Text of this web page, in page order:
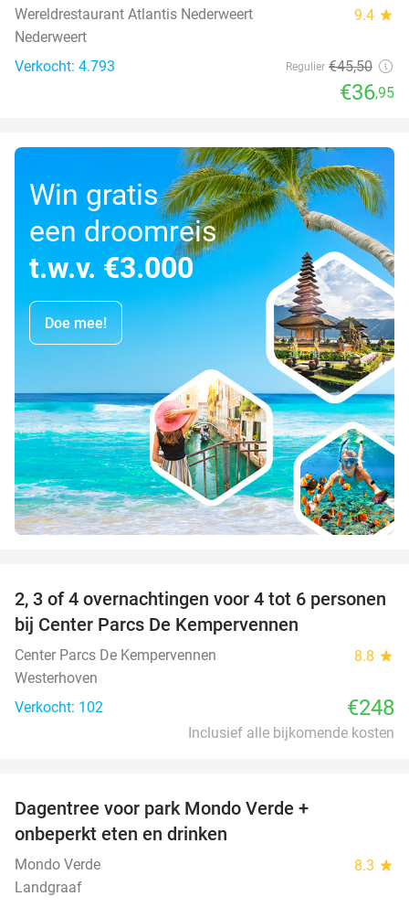
Wereldrestaurant Atlantis Nederweert 9.4 star
Nederweert
Verkocht: 4.793
Regulier €45,50
€36,95
Win gratis
een droomreis
t.w.v. €3.000
Doe mee!
2, 3 of 4 overnachtingen voor 4 tot 6 personen
bij Center Parcs De Kempervennen
Center Parcs De Kempervennen 8.8 star
Westerhoven
Verkocht: 102
€248
Inclusief alle bijkomende kosten
Dagentree voor park Mondo Verde +
onbeperkt eten en drinken
Mondo Verde 8.3 star
Landgraaf